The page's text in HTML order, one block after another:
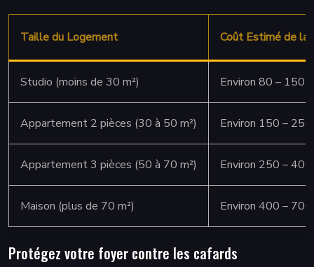
Taille du Logement Coût Estimé de la
Studio (moins de 30 m²) Environ 80 – 150 €
Appartement 2 pièces (30 à 50 m²) Environ 150 –
Appartement 3 pièces (50 à 70 m²) Environ 250 –
Maison (plus de 70 m²) Environ 400 –
Protégez votre foyer contre les cafards